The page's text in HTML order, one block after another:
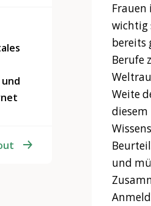
Frauen
wichtig
bereits
Berufe
Weite
diesem
und